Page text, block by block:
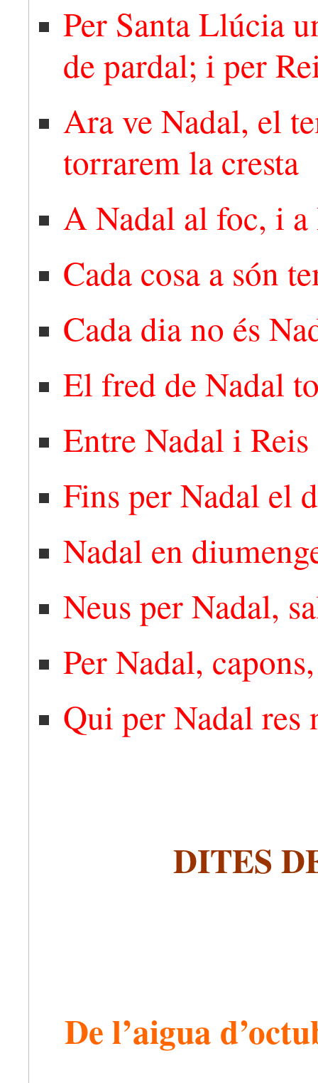
Per Santa Llúcia
de pardal; i per
Ara ve Nadal, el
torrarem la cresta
A Nadal al foc, i a
Cada cosa a són
Cada dia no és
El fred de Nadal
Entre Nadal i
Fins per Nadal el
Nadal en
Neus per Nadal,
Per Nadal,
Qui per Nadal res
DITES
De l’aigua